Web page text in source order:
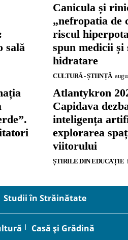
sală
Canicula și
„nefropatia de
riscul
spun medicii și
hidratare
CULTURĂ - ȘTIINȚĂ
Atlantykron
Capidava
inteligența
explorarea
viitorului
ȘTIRILE DIN EDUCAȚIE
Studii în Străinătate
Casă și Grădină